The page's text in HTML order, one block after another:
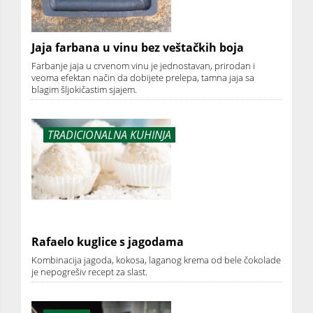
Jaja farbana u vinu bez veštačkih boja
Farbanje jaja u crvenom vinu je jednostavan, prirodan i
veoma efektan način da dobijete prelepa, tamna jaja sa
blagim šljokičastim sjajem.
TRADICIONALNA KUHINJA
Rafaelo kuglice s jagodama
Kombinacija jagoda, kokosa, laganog krema od bele čokolade
je nepogrešiv recept za slast.